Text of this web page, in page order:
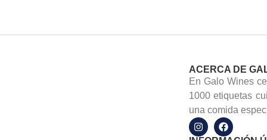
ACERCA DE
En Galo Wines
1000 etiquetas
una comida